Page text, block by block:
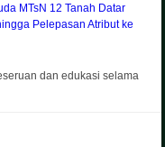
MTsN 12 Tanah Datar
Pelepasan Atribut ke
dan edukasi selama